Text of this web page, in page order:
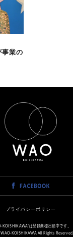
業の
プライバシーポリシー
KOISHIKAWA"は登録商標出願中です。
KOISHIKAWA All Rights Reserved.